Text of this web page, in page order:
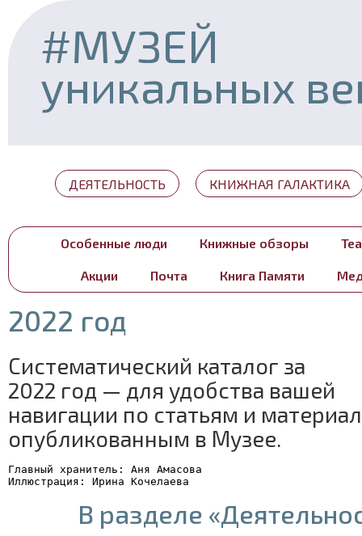
#МУЗЕЙ
уникальных
ДЕЯТЕЛЬНОСТЬ КНИЖНАЯ ГАЛАКТИКА
Особенные люди Книжные обзоры
Акции Почта Книга Памяти
2022 год
Систематический каталог за
2022 год — для удобства вашей
навигации по статьям и
опубликованным в Музее.
Главный хранитель: Аня Амасова
Иллюстрация: Ирина Кочелаева
В разделе